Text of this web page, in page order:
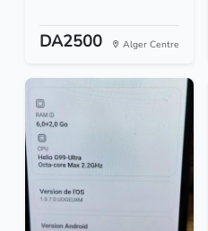
DA2500 Alger Centre